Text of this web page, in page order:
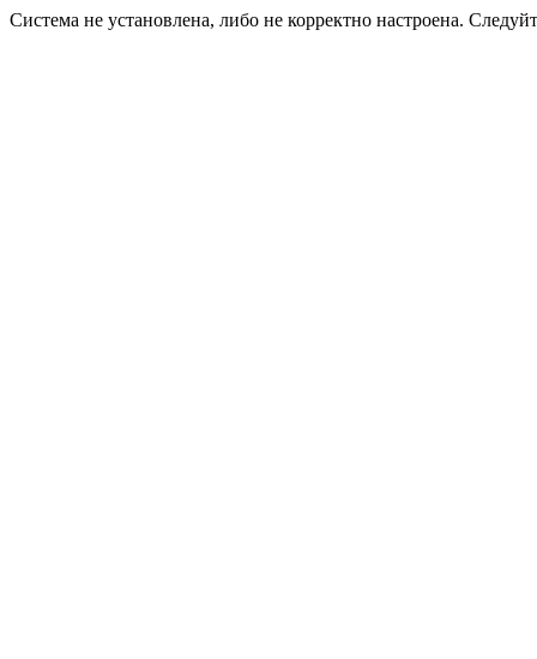
Система не установлена, либо не корректно настроена.